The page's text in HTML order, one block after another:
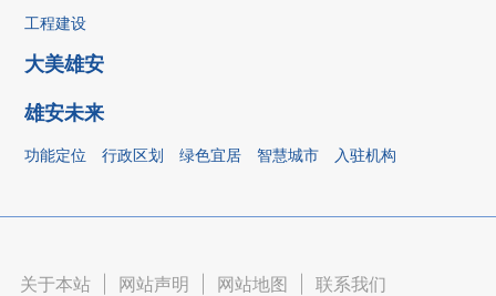
工程建设
大美雄安
雄安未来
功能定位 行政区划 绿色宜居 智慧城市 入驻机构
关于本站 网站声明 网站地图 联系我们